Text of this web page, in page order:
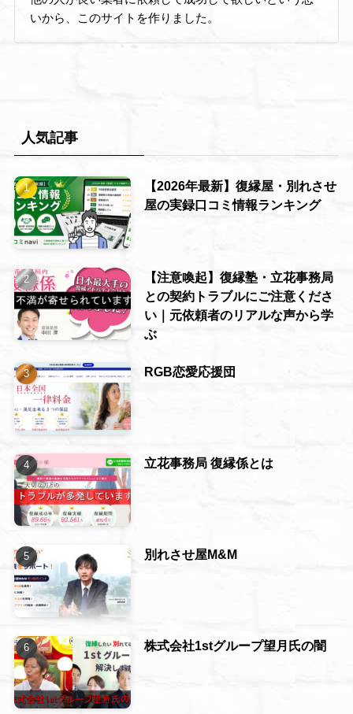
いから、このサイトを作りました。
人気記事
【2026年最新】復縁屋・別れさせ
屋の実録口コミ情報ランキング
【注意喚起】復縁塾・立花事務局
との契約トラブルにご注意くださ
い｜元依頼者のリアルな声から学
ぶ
RGB恋愛応援団
立花事務局 復縁係とは
別れさせ屋M&M
株式会社1stグループ望月氏の闇